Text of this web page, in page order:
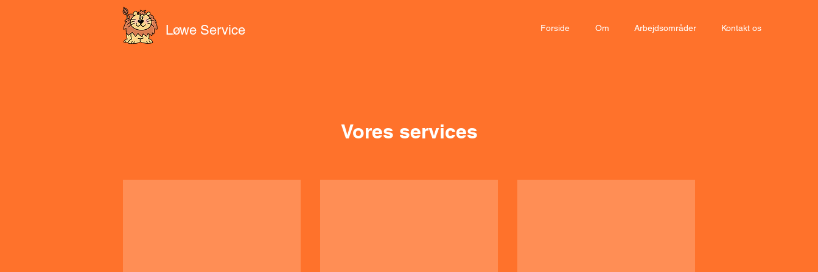
Forside Om Arbejdsområder Kontakt os
Løwe Service
Vores services